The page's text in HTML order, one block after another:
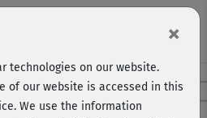
×
technologies on our website.
of our website is accessed in this
We use the information